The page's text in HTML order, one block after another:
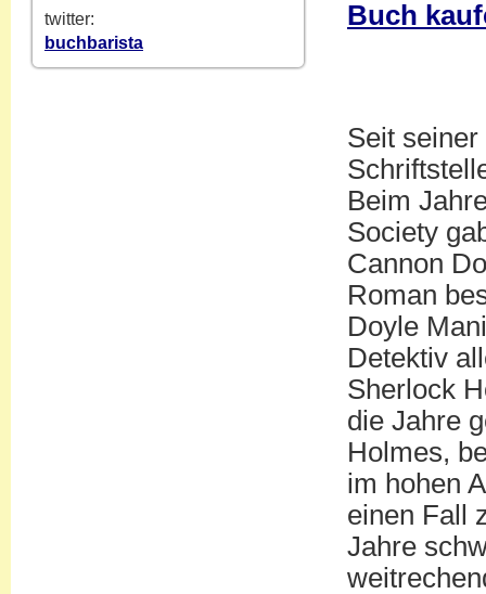
twitter:
buchbarista
Buch
Seit
Beim
Society
Cannon
Roman
Doyle
Detektiv
Sherlock
die Jahre
Holmes,
im hohen
einen Fall
Jahre